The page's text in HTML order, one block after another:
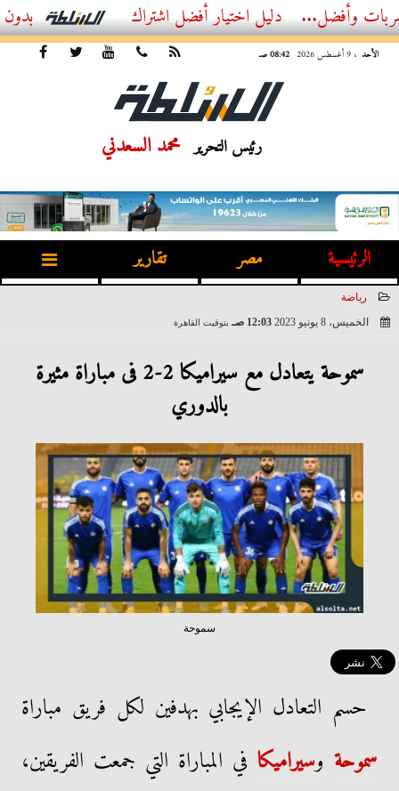
أفضل اشتراك IPTV بدون تقطيع 2026 – دليل المشاهد العصري
الأحد ، 9 أغسطس 2026 08:42 صـ
رئيس التحرير محمد السعدني
الرئيسية مصر تقارير
رياضة
الخميس، 8 يونيو 2023
12:03 صـ بتوقيت القاهرة
سموحة يتعادل مع سيراميكا 2-2 فى مباراة مثيرة
بالدوري
سموحة
حسم التعادل الإيجابي بهدفين لكل فريق مباراة
سموحة وسيراميكا في المباراة التي جمعت الفريقين،